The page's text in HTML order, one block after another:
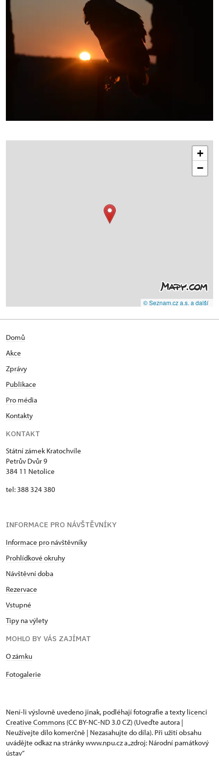
+
−
© Seznam.cz a.s. a další
Domů
Akce
Zprávy
Publikace
Pro média
Kontakty
KONTAKT
Státní zámek Kratochvíle
Petrův Dvůr 9
384 11 Netolice
tel: 388 324 380
INFORMACE PRO NÁVŠTĚVNÍKY
Informace pro návštěvníky
Prohlídkové okruhy
Návštěvní doba
Rezervace
Vstupné
Tipy na výlety
MOHLO BY VÁS ZAJÍMAT
​​​​​​O zámku
Fotogalerie
Není-li výslovně uvedeno jinak, podléhají fotografie a texty licenci
Creative Commons (CC BY-NC-ND 3.0 CZ) (Uveďte autora |
Neužívejte dílo komerčně | Nezasahujte do díla). Při užití obsahu
uvádějte odkaz na stránky www.npu.cz a „zdroj: Národní památkový
ústav“